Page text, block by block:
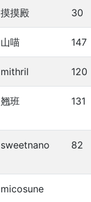
摸摸殿 30
山喵 147
mithril 120
翘班 131
sweetnano 82
micosune